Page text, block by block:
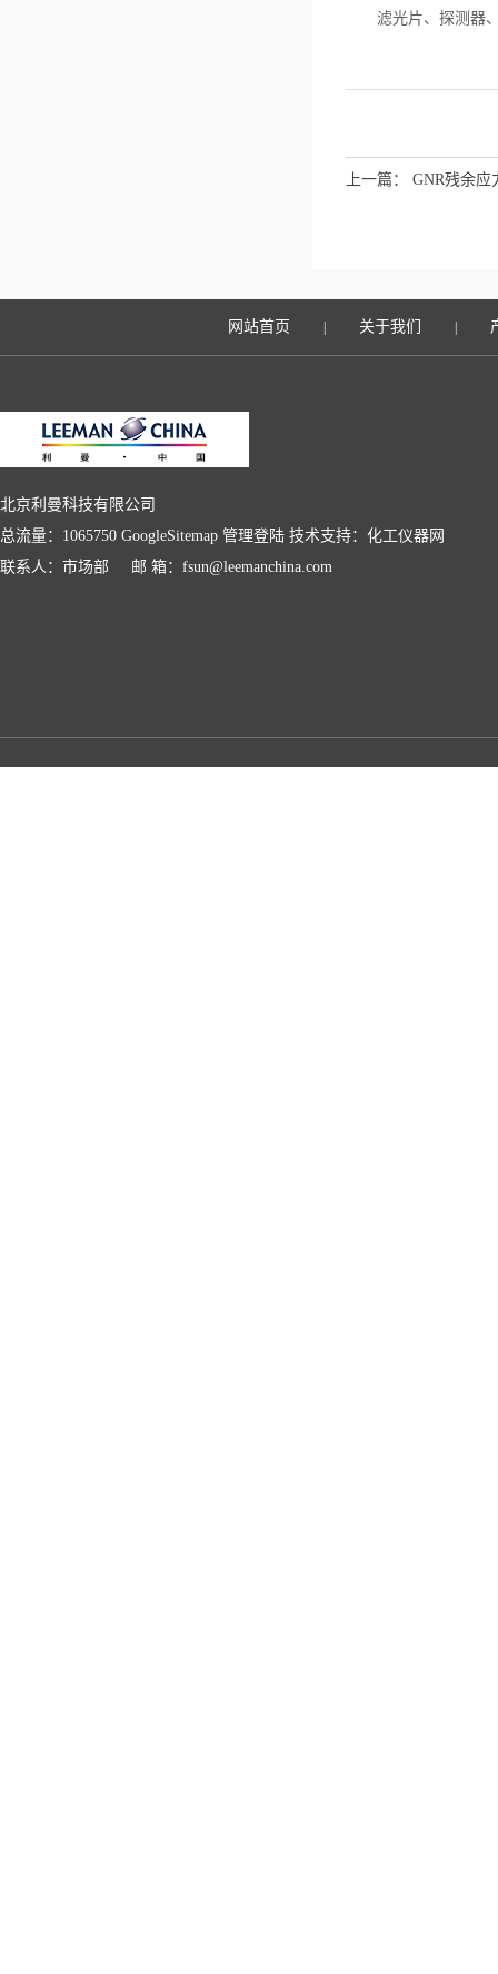
滤光片、探测器、
上一篇： GNR残余应
网站首页 关于我们
北京利曼科技有限公司
总流量：1065750 GoogleSitemap 管理登陆 技术支持： 化工仪器网
联系人：市场部 邮 箱：fsun@leemanchina.com